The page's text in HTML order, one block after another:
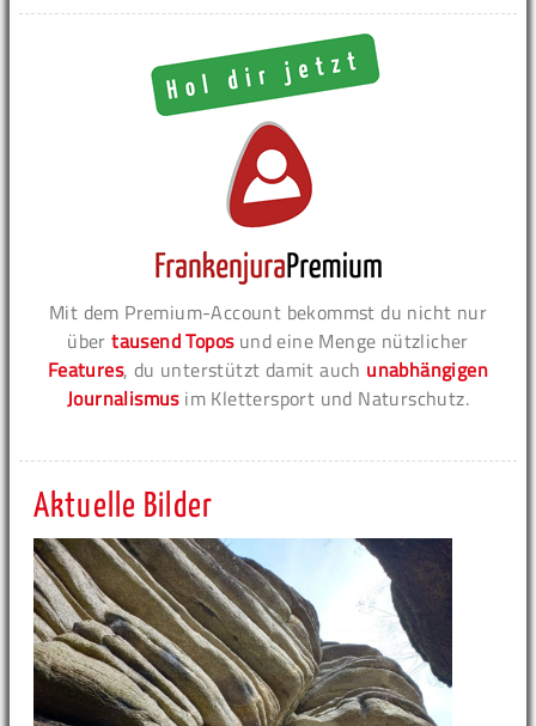
Mit dem Premium-Account bekommst du nicht nur
übertausend Toposund eine Menge nützlicher
Features, du unterstützt damit auch unabhängigen
Journalismusim Klettersport und Naturschutz.
Aktuelle Bilder